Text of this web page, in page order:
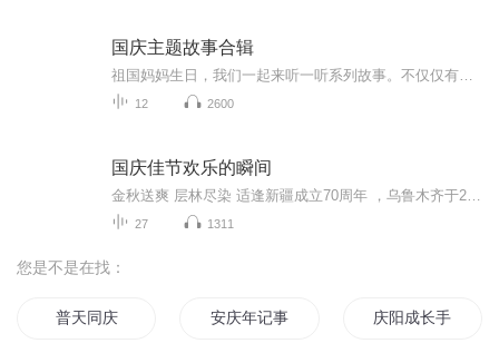
国庆主题故事合辑
12 2600
国庆佳节欢乐的瞬间
27 1311
您是不是在找：
普天同庆 安庆年记事 庆阳成长手札